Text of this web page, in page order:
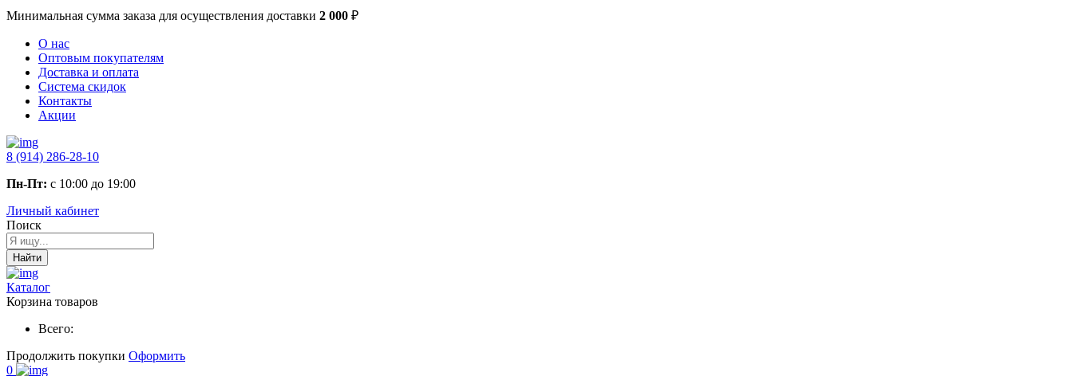
Минимальная сумма заказа для осуществления доставки 2 000 ₽
О нас
Оптовым покупателям
Доставка и оплата
Система скидок
Контакты
Акции
8 (914) 286-28-10
Пн-Пт: с 10:00 до 19:00
Личный кабинет
Поиск
Найти
Каталог
Корзина товаров
Всего:
Продолжить покупки Оформить
0